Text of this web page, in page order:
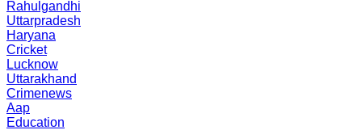
Rahulgandhi
Uttarpradesh
Haryana
Cricket
Lucknow
Uttarakhand
Crimenews
Aap
Education